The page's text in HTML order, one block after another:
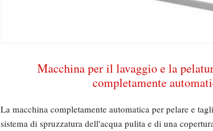
Macchina per il lavaggio e la
completamente
La macchina completamente automatica per pelare e
sistema di spruzzatura dell'acqua pulita e di una